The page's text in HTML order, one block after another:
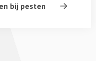
bij pesten